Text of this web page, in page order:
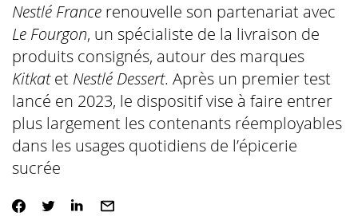
Nestlé Francerenouvelle son partenariat avec
Le Fourgon, un spécialiste de la livraison de
produits consignés, autour des marques
Kitkatet Nestlé Dessert. Après un premier test
lancé en 2023, le dispositif vise à faire entrer
plus largement les contenants réemployables
dans les usages quotidiens de l’épicerie
sucrée